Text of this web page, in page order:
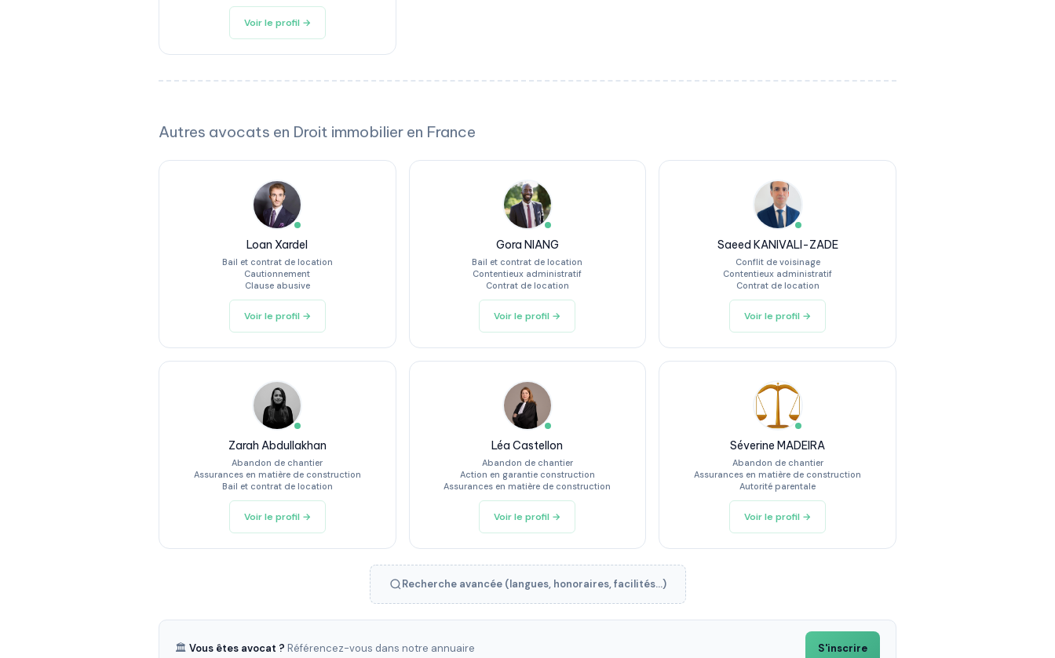
Voir le profil →
Autres avocats en Droit immobilier en France
Loan Xardel
Bail et contrat de location
Cautionnement
Clause abusive
Voir le profil →
Gora NIANG
Bail et contrat de location
Contentieux administratif
Contrat de location
Voir le profil →
Saeed KANIVALI-ZADE
Conflit de voisinage
Contentieux administratif
Contrat de location
Voir le profil →
Zarah Abdullakhan
Abandon de chantier
Assurances en matière de construction
Bail et contrat de location
Voir le profil →
Léa Castellon
Abandon de chantier
Action en garantie construction
Assurances en matière de construction
Voir le profil →
Séverine MADEIRA
Abandon de chantier
Assurances en matière de construction
Autorité parentale
Voir le profil →
Recherche avancée (langues, honoraires, facilités...)
🏛️ Vous êtes avocat ? Référencez-vous dans notre annuaire S'inscrire